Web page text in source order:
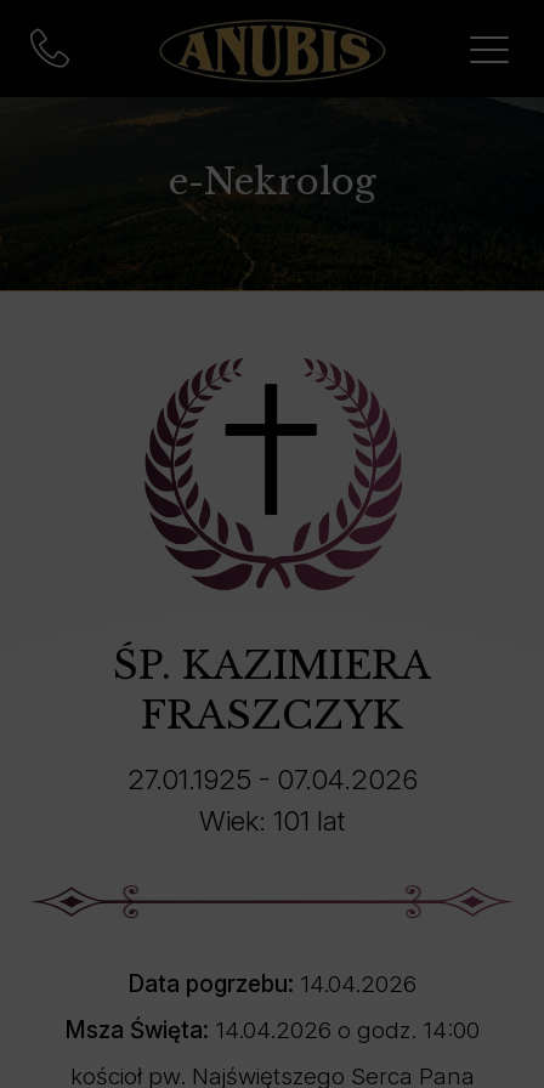
e-Nekrolog
ŚP. KAZIMIERA
FRASZCZYK
27.01.1925 - 07.04.2026
Wiek: 101 lat
Data pogrzebu: 14.04.2026
Msza Święta: 14.04.2026 o godz. 14:00
kościoł pw. Najświętszego Serca Pana